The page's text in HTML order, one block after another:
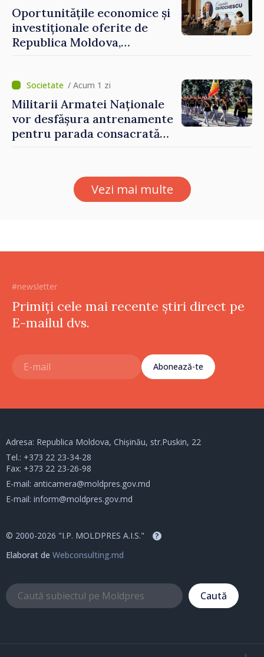
Oportunitățile economice și
investiționale oferite de
Republica Moldova,
Forumul Diasporei
/ Acum 1 zi
Militarii Armatei Naționale
vor desfășura antrenamente
pentru parada consacrată
Vezi mai multe
#newsletter
Primiți cele mai recente știri direct pe
E-mailul dvs.
Abonează-te
Adresa: Republica Moldova, Chișinău, str.Puskin, 22
Tel.: +373 22 23-34-28
Fax: +373 22 23-26-98
E-mail: anticamera@moldpres.gov.md
E-mail: inform@moldpres.gov.md
© 2000-2026 "I.P. MOLDPRES A.I.S." ?
Elaborat de Webconsulting.md
Caută